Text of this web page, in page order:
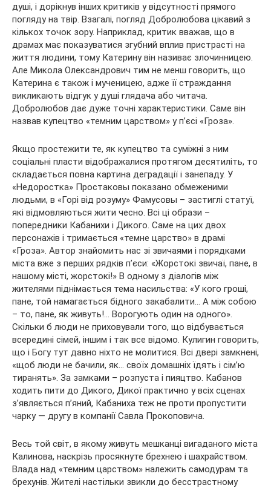
душі, і дорікнув інших критиків у відсутності прямого
погляду на твір. Взагалі, погляд Добролюбова цікавий з
кількох точок зору. Наприклад, критик вважав, що в
драмах має показуватися згубний вплив пристрасті на
життя людини, тому Катерину він називає злочинницею.
Але Микола Олександрович тим не менш говорить, що
Катерина є також і мученицею, адже її страждання
викликають відгук у душі глядача або читача.
Добролюбов дає дуже точні характеристики. Саме він
назвав купецтво «темним царством» у п’єсі «Гроза».
Якщо простежити те, як купецтво та суміжні з ним
соціальні пласти відображалися протягом десятиліть, то
складається повна картина деградації і занепаду. У
«Недоростка» Простаковы показано обмеженими
людьми, в «Горі від розуму» Фамусовы – застиглі статуї,
які відмовляються жити чесно. Всі ці образи –
попередники Кабанихи і Дикого. Саме на цих двох
персонажів і тримається «темне царство» в драмі
«Гроза». Автор знайомить нас зі звичаями і порядками
міста вже з перших рядків п’єси: «Жорстокі звичаї, пане, в
нашому місті, жорстокі!» В одному з діалогів між
жителями піднімається тема насильства: «У кого гроші,
пане, той намагається бідного закабалити… А між собою
– то, пане, як живуть!… Ворогують один на одного».
Скільки б люди не приховували того, що відбувається
всередині сімей, іншим і так все відомо. Кулигин говорить,
що і Богу тут давно ніхто не молитися. Всі двері замкнені,
«щоб люди не бачили, як… своїх домашніх їдять і сім’ю
тиранять». За замками – розпуста і пияцтво. Кабанов
ходить пити до Дикого, Дикої практично у всіх сценах
з’являється п’яний, Кабаниха теж не проти пропустити
чарку — другу в компанії Савла Прокоповича.
Весь той світ, в якому живуть мешканці вигаданого міста
Калинова, наскрізь просякнуте брехнею і шахрайством.
Влада над «темним царством» належить самодурам та
брехунів. Жителі настільки звикли до бесстрастному